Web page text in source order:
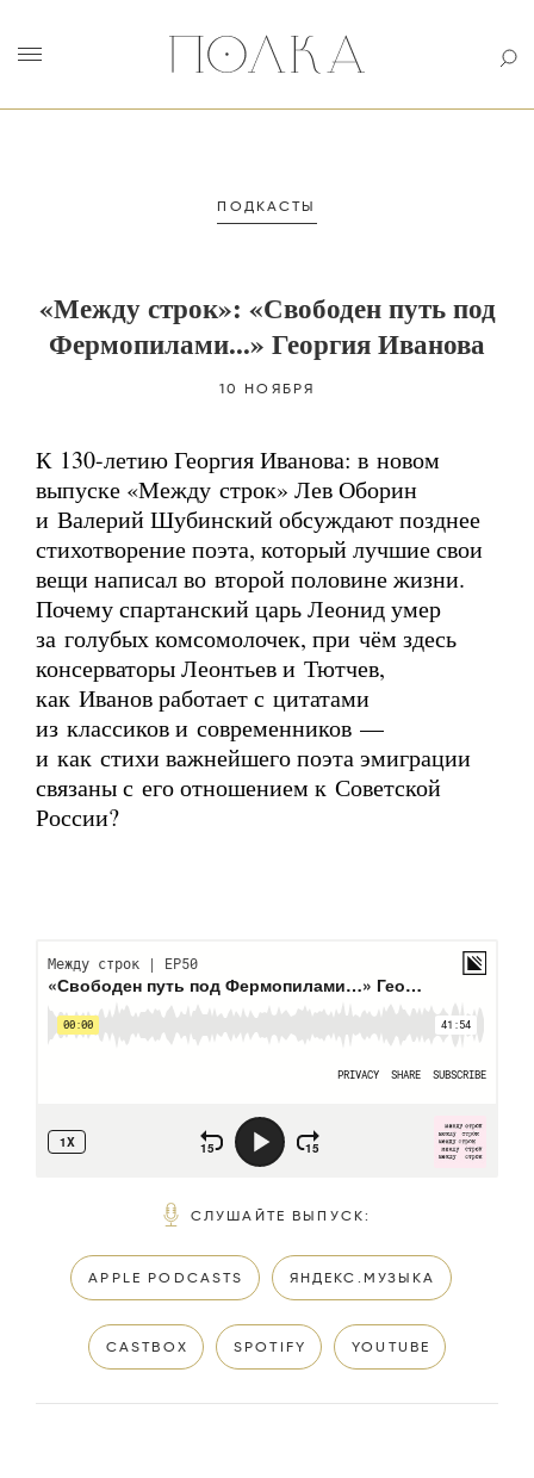
ПОДКАСТЫ
«Между строк»: «Свободен путь под
Фермопилами...» Георгия Иванова
10 НОЯБРЯ
К 130-летию Георгия Иванова: в новом
выпуске «Между строк» Лев Оборин
и Валерий Шубинский обсуждают позднее
стихотворение поэта, который лучшие свои
вещи написал во второй половине жизни.
Почему спартанский царь Леонид умер
за голубых комсомолочек, при чём здесь
консерваторы Леонтьев и Тютчев,
как Иванов работает с цитатами
из классиков и современников —
и как стихи важнейшего поэта эмиграции
связаны с его отношением к Советской
России?
СЛУШАЙТЕ ВЫПУСК:
APPLE PODCASTS ЯНДЕКС.МУЗЫКА
CASTBOX SPOTIFY YOUTUBE